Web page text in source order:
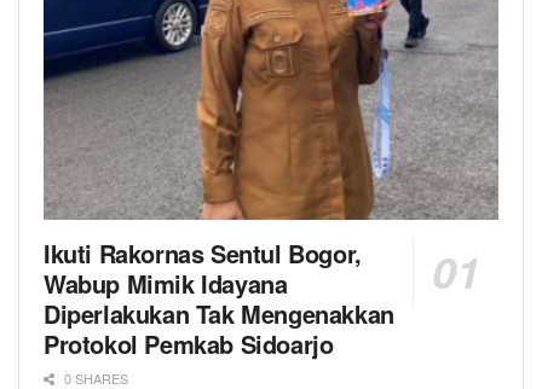
Ikuti Rakornas Sentul Bogor,
Wabup Mimik Idayana
Diperlakukan Tak Mengenakkan
Protokol Pemkab Sidoarjo
0 SHARES